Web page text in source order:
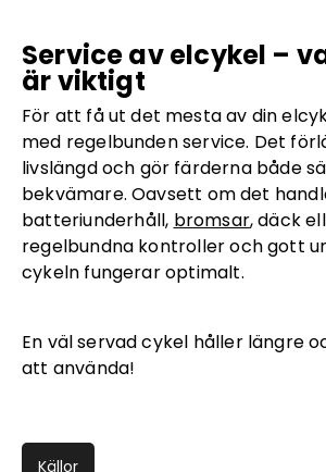
Service av elcykel –
är viktigt
För att få ut det mesta av din
med regelbunden service. Det
livslängd och gör färderna både
bekvämare. Oavsett om det
batteriunderhåll, bromsar, däck
regelbundna kontroller och gott
cykeln fungerar optimalt.
En väl servad cykel håller längre
att använda!
Källor